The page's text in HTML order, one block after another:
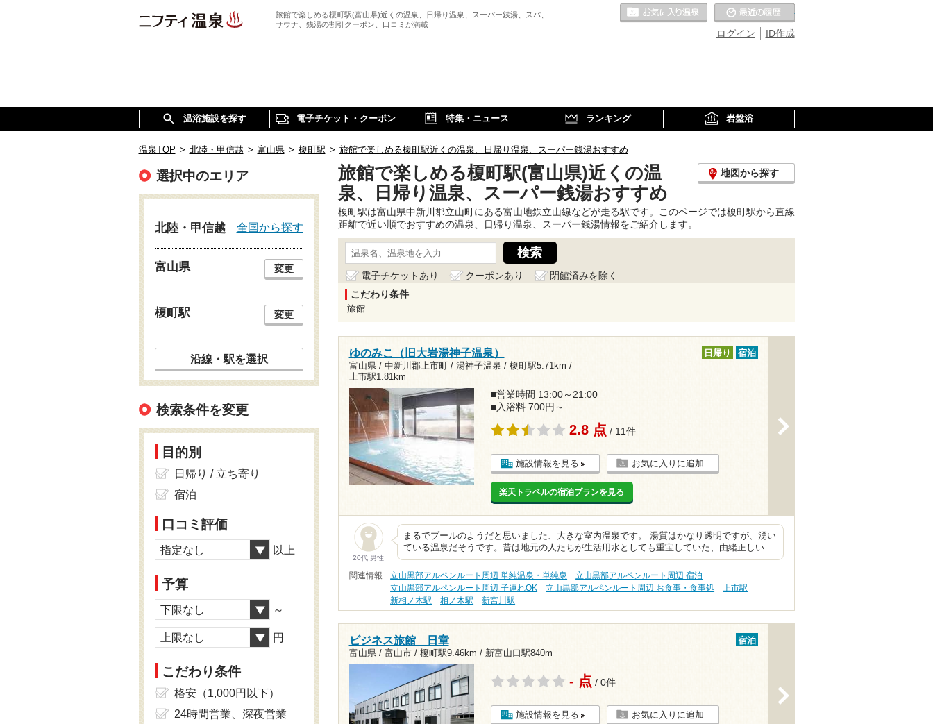
旅館で楽しめる榎町駅(富山県)近くの温泉、日帰り温泉、スーパー銭湯、スパ、
サウナ、銭湯の割引クーポン、口コミが満載
ID作成
ログイン
お気に入りの温泉
温浴施設を探す 電子チケット・クーポン 特集・ニュース ランキング 岩盤浴
温泉TOP > 北陸・甲信越 > 富山県 > 榎町駅 > 旅館で楽しめる榎町駅近くの温泉、日帰り温泉、スーパー銭湯おすすめ
旅館で楽しめる榎町駅(富山県)近くの温
泉、日帰り温泉、スーパー銭湯おすすめ
地図から探す
榎町駅は富山県中新川郡立山町にある富山地鉄立山線などが走る駅です。このページでは榎町駅から直線
距離で近い順でおすすめの温泉、日帰り温泉、スーパー銭湯情報をご紹介します。
電子チケットあり クーポンあり
閉館済みを除く
こだわり条件
旅館
ゆのみこ（旧大岩湯神子温泉）
富山県 / 中新川郡上市町 / 湯神子温泉 / 榎町駅5.71km /
上市駅1.81km
日帰り 宿泊
■営業時間 13:00～21:00
■入浴料 700円～
2.8 点 / 11件
施設情報を見る お気に入りに追加
楽天トラベルの宿泊プランを見る
20代 男性
まるでプールのようだと思いました、大きな室内温泉です。 湯質はかなり透明ですが、湧い
ている温泉だそうです。昔は地元の人たちが生活用水としても重宝していた、由緒正しい…
関連情報 立山黒部アルペンルート周辺 単純温泉・単純泉
立山黒部アルペンルート周辺 宿泊
立山黒部アルペンルート周辺 子連れOK
立山黒部アルペンルート周辺 お食事・食事処
上市駅
新相ノ木駅
相ノ木駅 新宮川駅
ビジネス旅館 日章
富山県 / 富山市 / 榎町駅9.46km / 新富山口駅840m
宿泊
- 点 / 0件
施設情報を見る お気に入りに追加
選択中のエリア
北陸・甲信越 全国から探す
富山県 変更
榎町駅 変更
沿線・駅を選択
検索条件を変更
目的別
日帰り / 立ち寄り
宿泊
口コミ評価
指定なし 以上
予算
下限なし ～
上限なし 円
こだわり条件
格安（1,000円以下）
24時間営業、深夜営業